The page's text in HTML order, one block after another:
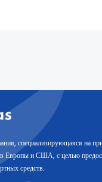
специализирующаяся на
Европы и США, с целью
средств.